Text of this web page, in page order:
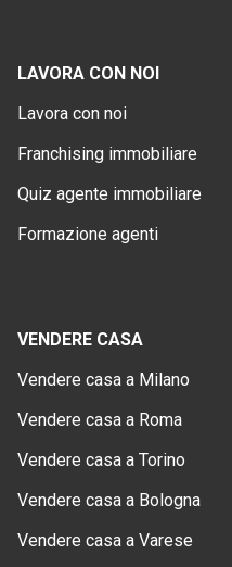
LAVORA CON NOI
Lavora con noi
Franchising immobiliare
Quiz agente immobiliare
Formazione agenti
VENDERE CASA
Vendere casa a Milano
Vendere casa a Roma
Vendere casa a Torino
Vendere casa a Bologna
Vendere casa a Varese